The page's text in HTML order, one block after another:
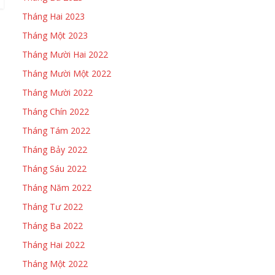
Tháng Hai 2023
Tháng Một 2023
Tháng Mười Hai 2022
Tháng Mười Một 2022
Tháng Mười 2022
Tháng Chín 2022
Tháng Tám 2022
Tháng Bảy 2022
Tháng Sáu 2022
Tháng Năm 2022
Tháng Tư 2022
Tháng Ba 2022
Tháng Hai 2022
Tháng Một 2022